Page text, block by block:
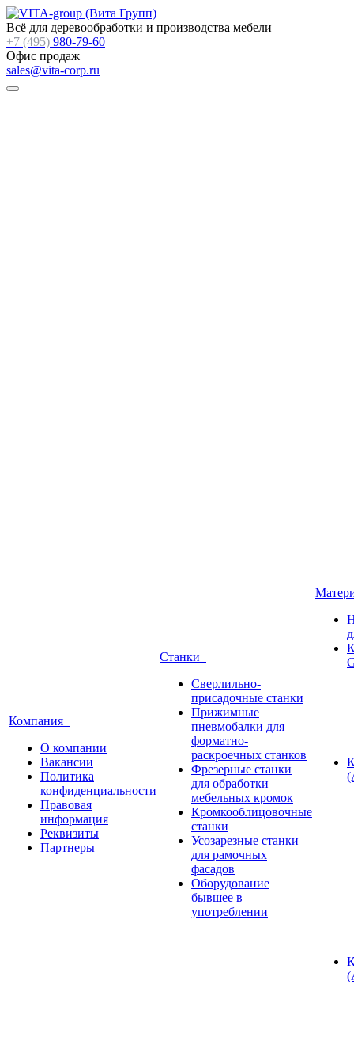
Всё для деревообработки и производства мебели
+7 (495) 980-79-60
Офис продаж
sales@vita-corp.ru
Компания
О компании
Вакансии
Политика
конфиденциальности
Правовая
информация
Реквизиты
Партнеры
Станки
Сверлильно-
присадочные станки
Прижимные
пневмобалки для
форматно-
раскроечных станков
Фрезерные станки
для обработки
мебельных кромок
Кромкооблицовочные
станки
Усозарезные станки
для рамочных
фасадов
Оборудование
бывшее в
употреблении